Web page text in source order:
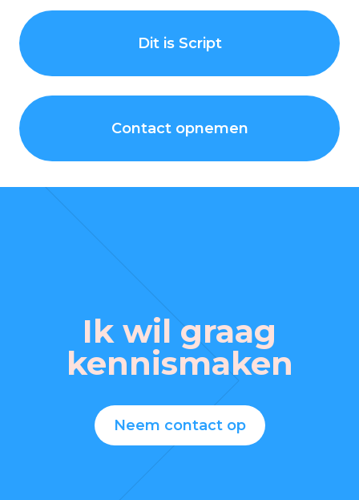
Dit is Script
Contact opnemen
Ik wil graag
kennismaken
Neem contact op